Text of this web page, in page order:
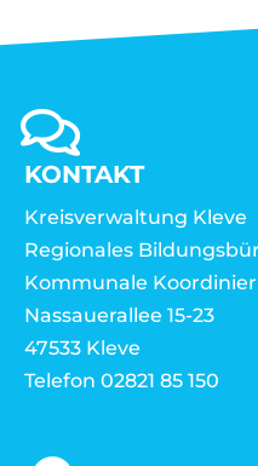
KONTAKT
Kreisverwaltung Kleve
Regionales
Kommunale
Nassauerallee 15-23
47533 Kleve
Telefon 02821 85 150